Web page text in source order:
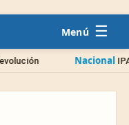
☰
Nacional IPAB: qué